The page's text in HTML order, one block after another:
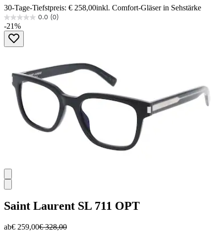
30-Tage-Tiefstpreis: € 258,00inkl. Comfort-Gläser in Sehstärke
0.0 (0)
0.0
von
Sternen.
-21%
Saint Laurent SL 711 OPT
ab€ 259,00€ 328,00